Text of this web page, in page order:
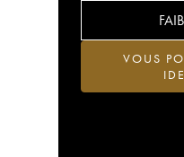
VOUS